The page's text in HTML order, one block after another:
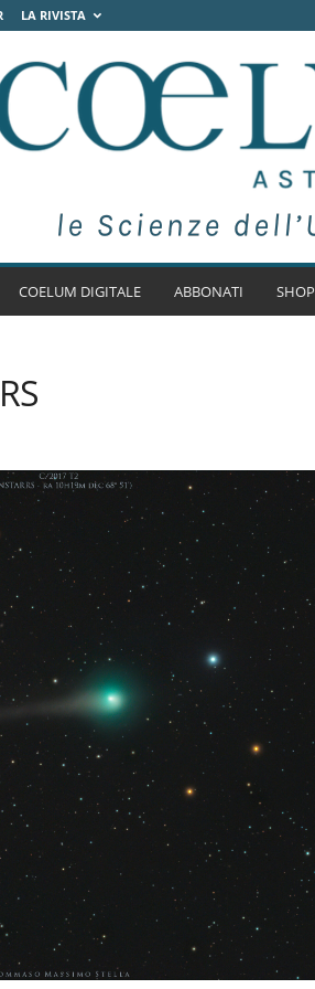
LA RIVISTA
COELUM DIGITALE ABBONATI SHOP